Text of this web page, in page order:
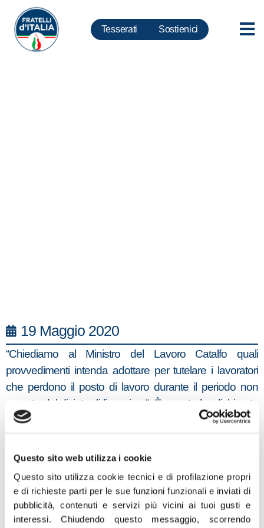
Questo sito web utilizza i cookie
Questo sito utilizza cookie tecnici e di profilazione propri
e di richieste parti per le sue funzioni funzionali e inviati di
pubblicità, contenuti e servizi più vicini ai tuoi gusti e
interessi.Chiudendo questo messaggio, scorrendo
Tesserati Sostienici
19 Maggio 2020
“Chiediamo al Ministro del Lavoro Catalfo quali
provvedimenti intenda adottare per tutelare i lavoratori
che perdono il posto di lavoro durante il periodo non
coperto dal divieto di licenziare”. È quanto ha dichiarato
in una nota il deputato di Fratelli d’Italia, Walter Rizzetto,
presentato un’interrogazione urgente con il capogruppo
partito.
“È l’ennesimo danno di un governo incurante della